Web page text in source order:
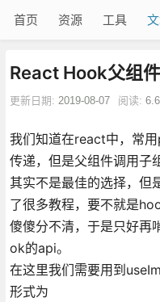
首页 资源 工具
React Hook父组
更新日期: 2019-08-07 阅读:
我们知道在react中，常
传递，但是父组件调用子
其实不是最佳的选择，但
了很多教程，要不就是
傻傻分不清，于是只好再
ok的api。
在这里我们需要用到
形式为